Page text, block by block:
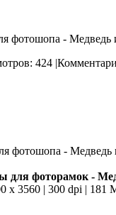
фотошопа - Медведь
424 |
для фоторамок -
х 3560 | 300 dpi | 181